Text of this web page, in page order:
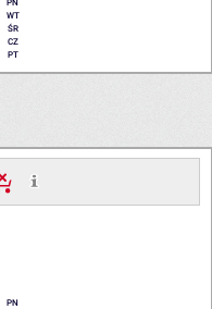
PN
WT
ŚR
CZ
PT
PN